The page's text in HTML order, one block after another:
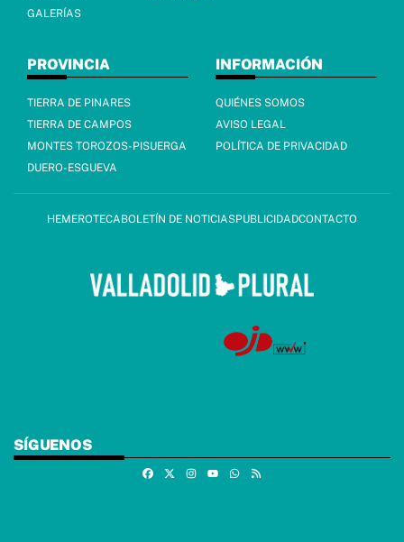
GALERÍAS
PROVINCIA
TIERRA DE PINARES
TIERRA DE CAMPOS
MONTES TOROZOS-PISUERGA
DUERO-ESGUEVA
INFORMACIÓN
QUIÉNES SOMOS
AVISO LEGAL
POLÍTICA DE PRIVACIDAD
HEMEROTECABOLETÍN DE NOTICIASPUBLICIDADCONTACTO
SÍGUENOS
FacebookInstagramWhatsapp